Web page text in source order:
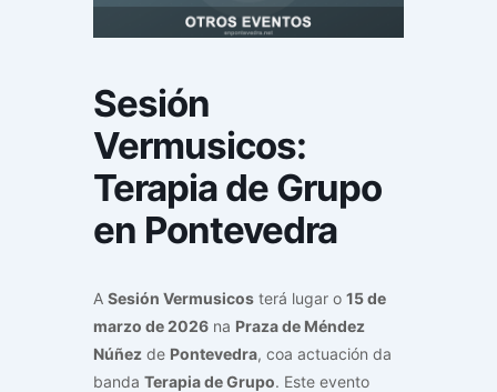
Sesión
Vermusicos:
Terapia de Grupo
en Pontevedra
A Sesión Vermusicos terá lugar o 15 de
marzo de 2026 na Praza de Méndez
Núñez de Pontevedra, coa actuación da
banda Terapia de Grupo. Este evento